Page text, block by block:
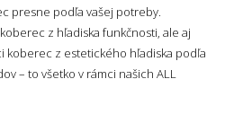
presne podľa vašej potreby.
z hľadiska funkčnosti, ale aj
koberec z estetického hľadiska podľa
– to všetko v rámci našich ALL